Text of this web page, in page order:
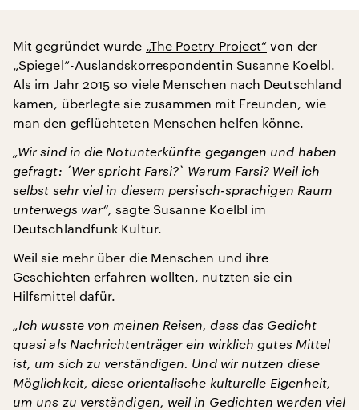
Mit gegründet wurde „The Poetry Project“ von der
„Spiegel“-Auslandskorrespondentin Susanne Koelbl.
Als im Jahr 2015 so viele Menschen nach Deutschland
kamen, überlegte sie zusammen mit Freunden, wie
man den geflüchteten Menschen helfen könne.
„Wir sind in die Notunterkünfte gegangen und haben
gefragt: ´Wer spricht Farsi?` Warum Farsi? Weil ich
selbst sehr viel in diesem persisch-sprachigen Raum
unterwegs war“, sagte Susanne Koelbl im
Deutschlandfunk Kultur.
Weil sie mehr über die Menschen und ihre
Geschichten erfahren wollten, nutzten sie ein
Hilfsmittel dafür.
„Ich wusste von meinen Reisen, dass das Gedicht
quasi als Nachrichtenträger ein wirklich gutes Mittel
ist, um sich zu verständigen. Und wir nutzen diese
Möglichkeit, diese orientalische kulturelle Eigenheit,
um uns zu verständigen, weil in Gedichten werden viel